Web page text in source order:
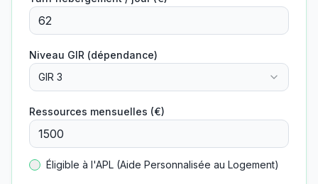
Niveau GIR (dépendance)
GIR 3
Ressources mensuelles (€)
Éligible à l'APL (Aide Personnalisée au Logement)